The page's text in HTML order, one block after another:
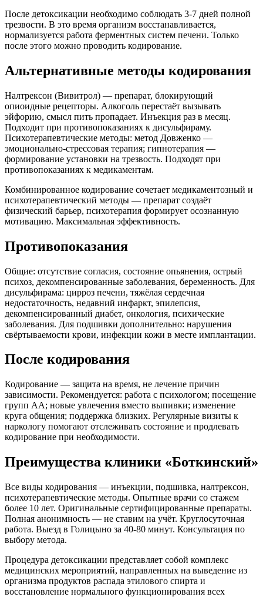
После детоксикации необходимо соблюдать 3-7 дней полной
трезвости. В это время организм восстанавливается,
нормализуется работа ферментных систем печени. Только
после этого можно проводить кодирование.
Альтернативные методы кодирования
Налтрексон (Вивитрол) — препарат, блокирующий
опиоидные рецепторы. Алкоголь перестаёт вызывать
эйфорию, смысл пить пропадает. Инъекция раз в месяц.
Подходит при противопоказаниях к дисульфираму.
Психотерапевтические методы: метод Довженко —
эмоционально-стрессовая терапия; гипнотерапия —
формирование установки на трезвость. Подходят при
противопоказаниях к медикаментам.
Комбинированное кодирование сочетает медикаментозный и
психотерапевтический методы — препарат создаёт
физический барьер, психотерапия формирует осознанную
мотивацию. Максимальная эффективность.
Противопоказания
Общие: отсутствие согласия, состояние опьянения, острый
психоз, декомпенсированные заболевания, беременность. Для
дисульфирама: цирроз печени, тяжёлая сердечная
недостаточность, недавний инфаркт, эпилепсия,
декомпенсированный диабет, онкология, психические
заболевания. Для подшивки дополнительно: нарушения
свёртываемости крови, инфекции кожи в месте имплантации.
После кодирования
Кодирование — защита на время, не лечение причин
зависимости. Рекомендуется: работа с психологом; посещение
групп АА; новые увлечения вместо выпивки; изменение
круга общения; поддержка близких. Регулярные визиты к
наркологу помогают отслеживать состояние и продлевать
кодирование при необходимости.
Преимущества клиники «Боткинский»
Все виды кодирования — инъекции, подшивка, налтрексон,
психотерапевтические методы. Опытные врачи со стажем
более 10 лет. Оригинальные сертифицированные препараты.
Полная анонимность — не ставим на учёт. Круглосуточная
работа. Выезд в Голицыно за 40-80 минут. Консультация по
выбору метода.
Процедура детоксикации представляет собой комплекс
медицинских мероприятий, направленных на выведение из
организма продуктов распада этилового спирта и
восстановление нормального функционирования всех